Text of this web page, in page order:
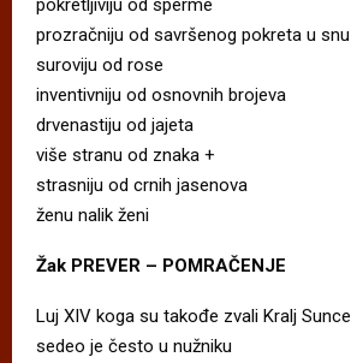
prozračniju od savršenog pokreta u snu
suroviju od rose
inventivniju od osnovnih brojeva
drvenastiju od jajeta
više stranu od znaka +
strasniju od crnih jasenova
ženu nalik ženi
Žak PREVER – POMRAČENJE
Luj XIV koga su takođe zvali Kralj Sunce
sedeo je često u nužniku